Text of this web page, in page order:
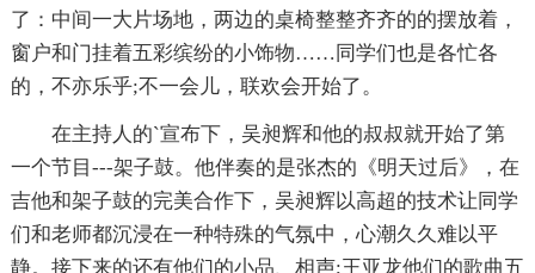
了：中间一大片场地，两边的桌椅整整齐齐的的摆放着，
窗户和门挂着五彩缤纷的小饰物……同学们也是各忙各
的，不亦乐乎;不一会儿，联欢会开始了。
在主持人的`宣布下，吴昶辉和他的叔叔就开始了第
一个节目---架子鼓。他伴奏的是张杰的《明天过后》，在
吉他和架子鼓的完美合作下，吴昶辉以高超的技术让同学
们和老师都沉浸在一种特殊的气氛中，心潮久久难以平
静。接下来的还有他们的小品、相声;王亚龙他们的歌曲五